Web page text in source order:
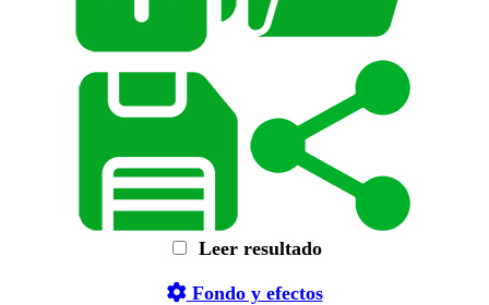
Leer resultado
Fondo y efectos